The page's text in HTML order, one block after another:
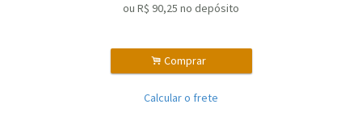
ou R$ 90,25 no depósito
. Comprar
Calcular o frete